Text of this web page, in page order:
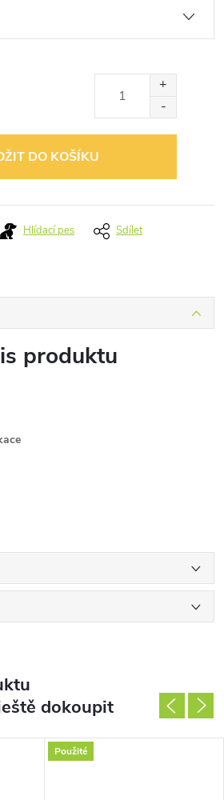
DO KOŠÍKU
Hlídací pes Sdílet
produktu
dokoupit
Použité